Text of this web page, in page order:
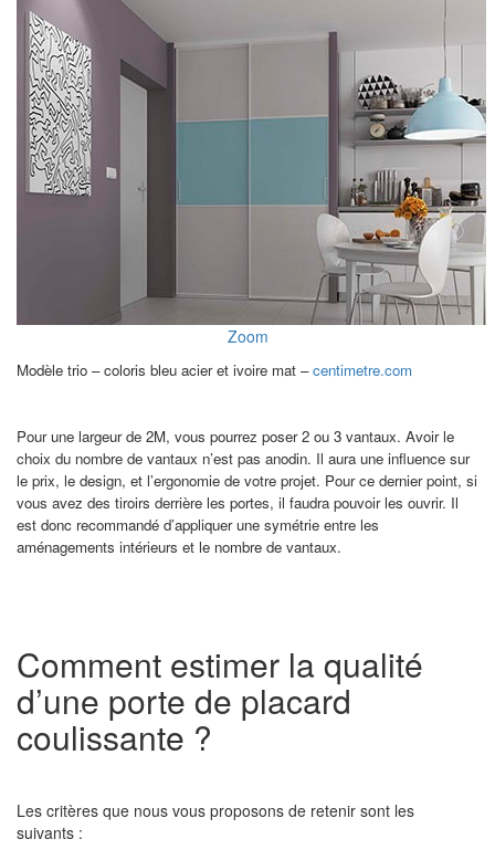
Zoom
Modèle trio – coloris bleu acier et ivoire mat –centimetre.com
Pour une largeur de 2M, vous pourrez poser 2 ou 3 vantaux. Avoir le
choix du nombre de vantaux n’est pas anodin. Il aura une influence sur
le prix, le design, et l’ergonomie de votre projet. Pour ce dernier point, si
vous avez des tiroirs derrière les portes, il faudra pouvoir les ouvrir. Il
est donc recommandé d’appliquer une symétrie entre les
aménagements intérieurs et le nombre de vantaux.
Comment estimer la qualité
d’une porte de placard
coulissante ?
Les critères que nous vous proposons de retenir sont les
suivants :